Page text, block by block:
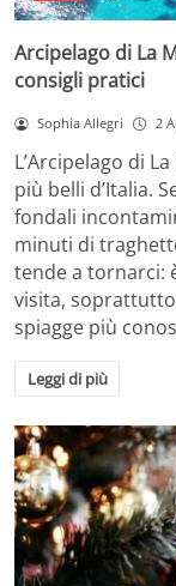
Arcipelago di La
consigli pratici
Sophia Allegri 2
L’Arcipelago di
più belli d’Italia.
fondali
minuti di
tende a tornarci:
visita,
spiagge più
Leggi di più